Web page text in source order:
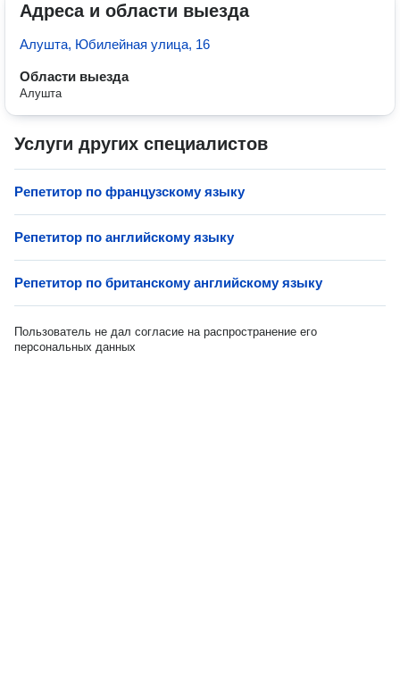
Адреса и области выезда
Алушта, Юбилейная улица, 16
Области выезда
Алушта
Услуги других специалистов
Репетитор по французскому языку
Репетитор по английскому языку
Репетитор по британскому английскому языку
Пользователь не дал согласие на распространение его
персональных данных